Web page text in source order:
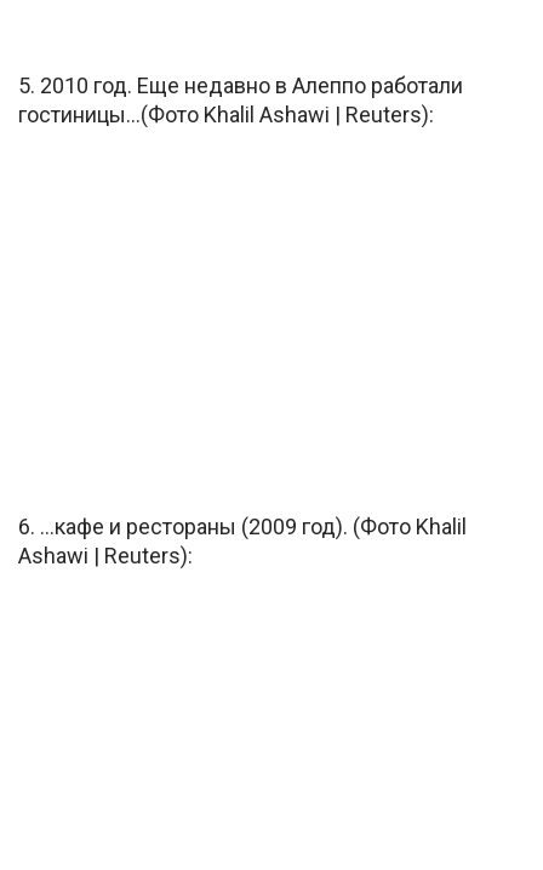
5. 2010 год. Еще недавно в Алеппо работали
гостиницы…(Фото Khalil Ashawi | Reuters):
6. …кафе и рестораны (2009 год). (Фото Khalil
Ashawi | Reuters):